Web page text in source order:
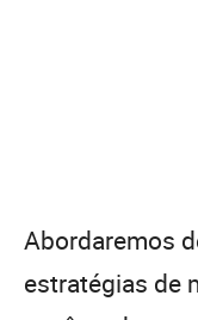
Abordaremos
estratégias de